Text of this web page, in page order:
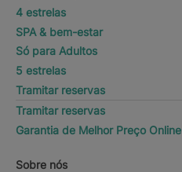
4 estrelas
SPA & bem-estar
Só para Adultos
5 estrelas
Tramitar reservas
Tramitar reservas
Garantia de Melhor Preço Online
Sobre nós